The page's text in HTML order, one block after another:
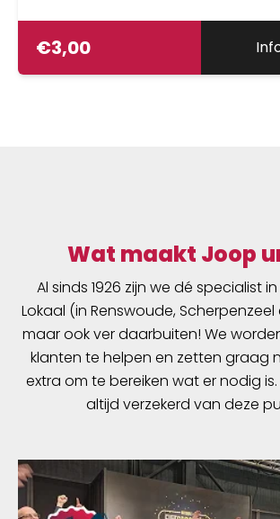
€3,00
Wat maakt Joop
Al sinds 1926 zijn we dé specialist
Lokaal (in Renswoude,
maar ook ver daarbuiten! We
klanten te helpen en zetten graag
extra om te bereiken wat er nodig
altijd verzekerd van deze